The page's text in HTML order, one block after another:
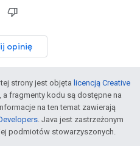
opinię
strony jest objęta licencją Creative
, a fragmenty kodu są dostępne na
na ten temat zawierają
. Java jest zastrzeżonym
podmiotów stowarzyszonych.